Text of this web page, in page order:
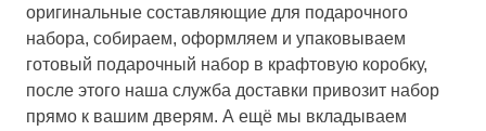
оригинальные составляющие для подарочного
набора, собираем, оформляем и упаковываем
готовый подарочный набор в крафтовую коробку,
после этого наша служба доставки привозит набор
прямо к вашим дверям. А ещё мы вкладываем